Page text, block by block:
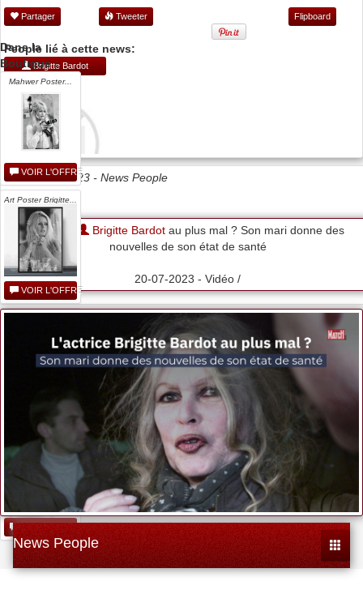
Partager Tweeter Flipboard
People lié à cette news:
Brigitte Bardot
Date 20/07/2023 - News People
L'actrice Brigitte Bardotau plus mal ? Son mari donne des
nouvelles de son état de santé
20-07-2023 - Vidéo /
Dans la
Boutique :
Mahwer Poster...
VOIR L'OFFRE
Art Poster Brigitte...
VOIR L'OFFRE
VOIR L'OFFRE
Na Brigitte
Bardot!...
News People